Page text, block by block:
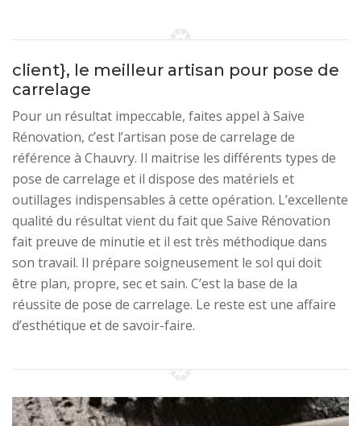
client}, le meilleur artisan pour pose de
carrelage
Pour un résultat impeccable, faites appel à Saive
Rénovation, c’est l’artisan pose de carrelage de
référence à Chauvry. Il maitrise les différents types de
pose de carrelage et il dispose des matériels et
outillages indispensables à cette opération. L’excellente
qualité du résultat vient du fait que Saive Rénovation
fait preuve de minutie et il est très méthodique dans
son travail. Il prépare soigneusement le sol qui doit
être plan, propre, sec et sain. C’est la base de la
réussite de pose de carrelage. Le reste est une affaire
d’esthétique et de savoir-faire.